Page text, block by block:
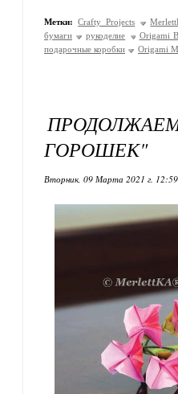
Метки: Crafty Projects
бумаги
рукоделие
Origami
подарочные коробки
Origami
ГОРОШЕК"
Вторник, 09 Марта 2021 г.